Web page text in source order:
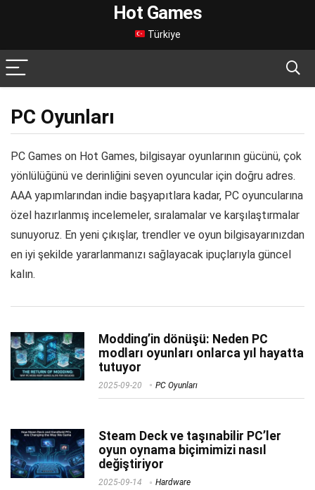
Hot Games
Türkiye
PC Oyunları
PC Games on Hot Games, bilgisayar oyunlarının gücünü, çok
yönlülüğünü ve derinliğini seven oyuncular için doğru adres.
AAA yapımlarından indie başyapıtlara kadar, PC oyuncularına
özel hazırlanmış incelemeler, sıralamalar ve karşılaştırmalar
sunuyoruz. En yeni çıkışlar, trendler ve oyun bilgisayarınızdan
en iyi şekilde yararlanmanızı sağlayacak ipuçlarıyla güncel
kalın.
Modding’in dönüşü: Neden PC
modları oyunları onlarca yıl hayatta
tutuyor
2025-09-20 PC Oyunları
Steam Deck ve taşınabilir PC’ler
oyun oynama biçimimizi nasıl
değiştiriyor
2025-09-14 Hardware